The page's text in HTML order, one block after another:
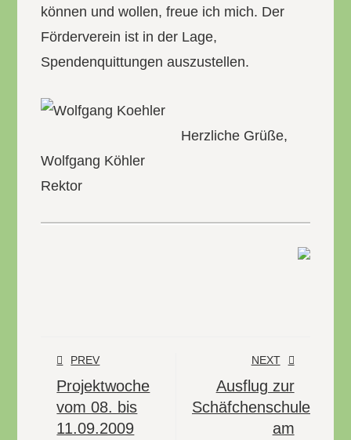
können und wollen, freue ich mich. Der
Förderverein ist in der Lage,
Spendenquittungen auszustellen.
Herzliche Grüße,
Wolfgang Köhler
Rektor
PREV
Projektwoche
vom 08. bis
11.09.2009
NEXT
Ausflug zur
Schäfchenschule
am